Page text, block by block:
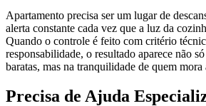
Apartamento precisa ser um lugar de
alerta constante cada vez que a luz da
Quando o controle é feito com critério
responsabilidade, o resultado aparece não
baratas, mas na tranquilidade de quem mora
Precisa de Ajuda